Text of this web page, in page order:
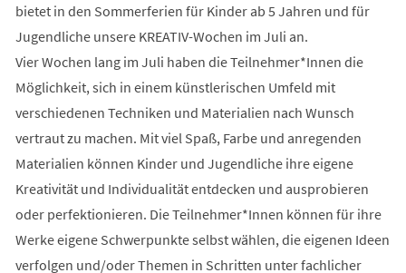
bietet in den Sommerferien für Kinder ab 5 Jahren und für
Jugendliche unsere KREATIV-Wochen im Juli an.
Vier Wochen lang im Juli haben die Teilnehmer*Innen die
Möglichkeit, sich in einem künstlerischen Umfeld mit
verschiedenen Techniken und Materialien nach Wunsch
vertraut zu machen. Mit viel Spaß, Farbe und anregenden
Materialien können Kinder und Jugendliche ihre eigene
Kreativität und Individualität entdecken und ausprobieren
oder perfektionieren. Die Teilnehmer*Innen können für ihre
Werke eigene Schwerpunkte selbst wählen, die eigenen Ideen
verfolgen und/oder Themen in Schritten unter fachlicher